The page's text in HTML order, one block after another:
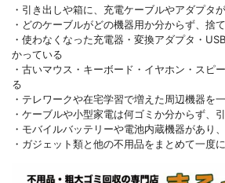
・引き出しや箱に、充電ケーブルやアダプタ
・どのケーブルがどの機器用か分からず、捨
・使わなくなった充電器・変換アダプタ・
かっている
・古いマウス・キーボード・イヤホン・スピ
る
・テレワークや在宅学習で増えた周辺機器を
・ケーブルや小型家電は何ゴミか分からず、
・モバイルバッテリーや電池内蔵機器があり
・ガジェット類と他の不用品をまとめて一度